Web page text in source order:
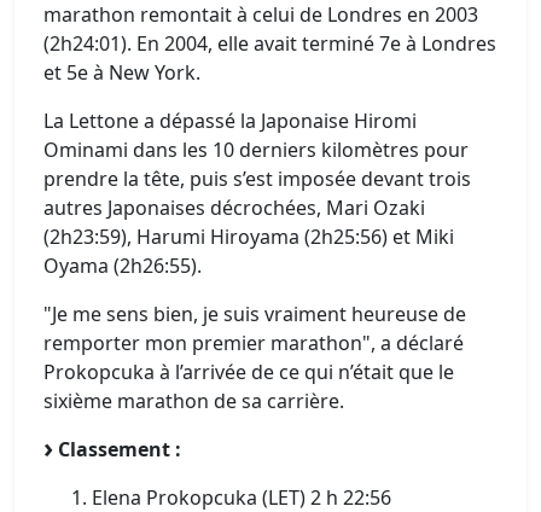
marathon remontait à celui de Londres en 2003
(2h24:01). En 2004, elle avait terminé 7e à Londres
et 5e à New York.
La Lettone a dépassé la Japonaise Hiromi
Ominami dans les 10 derniers kilomètres pour
prendre la tête, puis s’est imposée devant trois
autres Japonaises décrochées, Mari Ozaki
(2h23:59), Harumi Hiroyama (2h25:56) et Miki
Oyama (2h26:55).
"Je me sens bien, je suis vraiment heureuse de
remporter mon premier marathon", a déclaré
Prokopcuka à l’arrivée de ce qui n’était que le
sixième marathon de sa carrière.
Classement :
Elena Prokopcuka (LET) 2 h 22:56